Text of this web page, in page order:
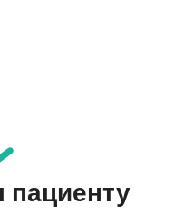
пациенту